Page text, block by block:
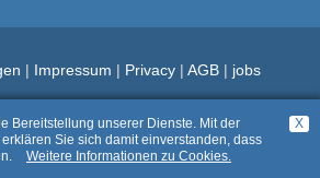
| Impressum | Privacy| AGB| jobs
X
Bereitstellung unserer Dienste. Mit der
Sie sich damit einverstanden, dass
Weitere Informationen zu Cookies.